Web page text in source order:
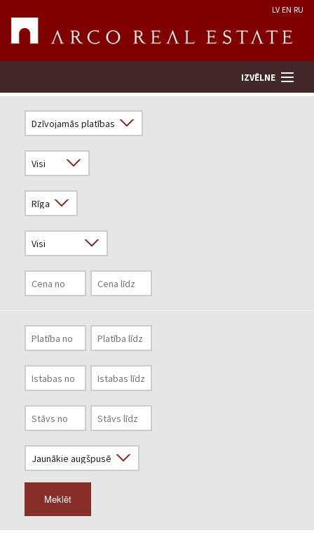
LV EN RU
IZVĒLNE
Novērtēt īpašumu
Uzņēmums
Pakalpojumi
Kontakti
Meklēt